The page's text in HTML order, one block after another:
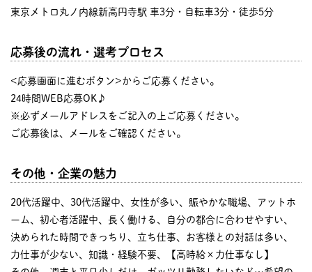
東京メトロ丸ノ内線新高円寺駅 車3分・自転車3分・徒歩5分
応募後の流れ・選考プロセス
<応募画面に進むボタン>からご応募ください。
24時間WEB応募OK♪
※必ずメールアドレスをご記入の上ご応募ください。
ご応募後は、メールをご確認ください。
その他・企業の魅力
20代活躍中、30代活躍中、女性が多い、賑やかな職場、アットホ
ーム、初心者活躍中、長く働ける、自分の都合に合わせやすい、
決められた時間できっちり、立ち仕事、お客様との対話は多い、
力仕事が少ない、知識・経験不要、【高時給×力仕事なし】